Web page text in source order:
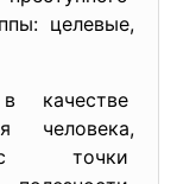
целевые,
качестве
человека,
точки